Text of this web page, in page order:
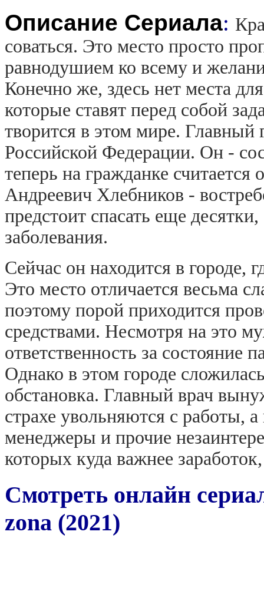
Описание Сериала:
соваться. Это место просто
равнодушием ко всему и
Конечно же, здесь нет места
которые ставят перед собой
творится в этом мире. Главный
Российской Федерации. Он -
теперь на гражданке
Андреевич Хлебников -
предстоит спасать еще
заболевания.
Сейчас он находится в городе,
Это место отличается весьма
поэтому порой приходится
средствами. Несмотря на это
ответственность за
Однако в этом городе
обстановка. Главный врач
страхе увольняются с работы,
менеджеры и прочие
которых куда важнее
Смотреть онлайн
zona (2021)